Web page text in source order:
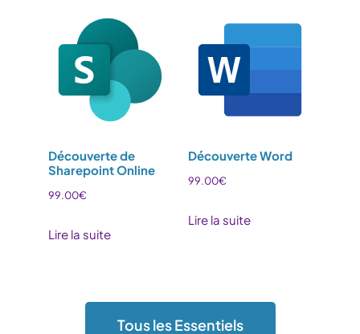
Découverte de
Sharepoint Online
99.00€
Lire la suite
Découverte Word
99.00€
Lire la suite
Tous les Essentiels